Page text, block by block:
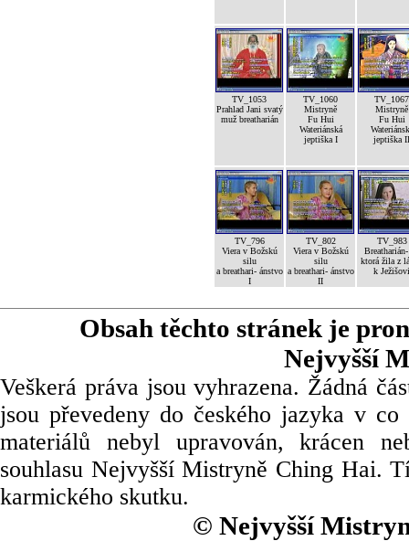
TV_1053
Prahlad Jani svatý
muž breatharián
TV_1060
Mistryně
Fu Hui
Wateriánská
jeptiška I
TV_1067
Mistryně
Fu Hui
jeptiška II
TV_796
Viera v Božskú
silu
a breathari- ánstvo
I
TV_802
Viera v Božskú
silu
a breathari- ánstvo
II
TV_983
ktorá žila z
k Ježišovi
Obsah těchto stránek je
Nejvyšší
Veškerá práva jsou vyhrazena. Žádná
jsou převedeny do českého jazyka v
materiálů nebyl upravován, krácen
souhlasu Nejvyšší Mistryně Ching Hai.
karmického skutku.
© Nejvyšší